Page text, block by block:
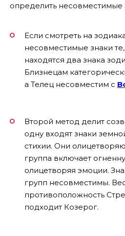
определить несовместимые
Если смотреть на
несовместимые знаки
находятся два знака
Близнецам
а Телец несовместим с
Второй метод делит
одну входят знаки
стихии. Они
группа включает
олицетворяя эмоции.
групп несовместимы.
противоположность
подходит Козерог.